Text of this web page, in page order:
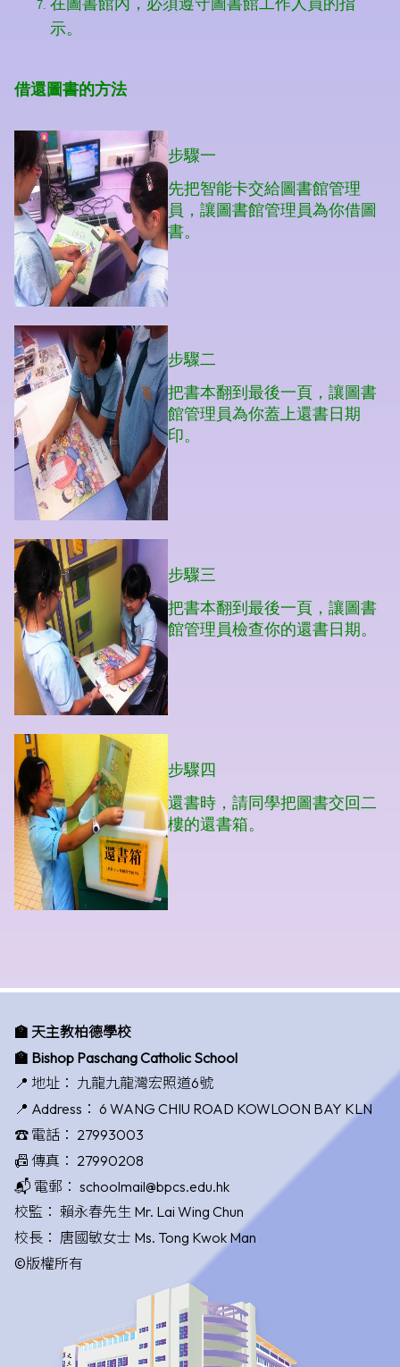
🏫 天主教柏德學校
🏫 Bishop Paschang Catholic School
📍 地址： 九龍九龍灣宏照道6號
📍 Address： 6 WANG CHIU ROAD KOWLOON BAY KLN
☎️ 電話： 27993003
📠 傳真： 27990208
📬 電郵： schoolmail@bpcs.edu.hk
校監： 賴永春先生 Mr. Lai Wing Chun
校長： 唐國敏女士 Ms. Tong Kwok Man
©版權所有